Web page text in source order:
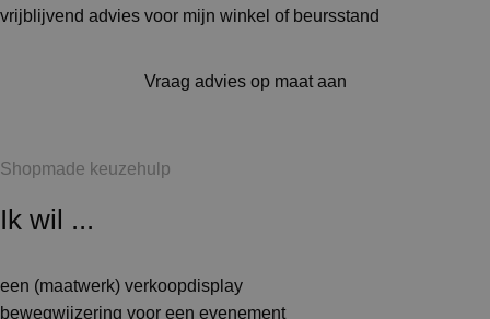
vrijblijvend advies voor mijn winkel of beursstand
Vraag advies op maat aan
Shopmade keuzehulp
Ik wil ...
een (maatwerk) verkoopdisplay
bewegwijzering voor een evenement